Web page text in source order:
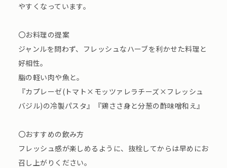
やすくなっています。
〇お料理の提案
ジャンルを問わず、フレッシュなハーブを利かせた料理と
好相性。
脂の軽い肉や魚と。
『カプレーゼ(トマト×モッツァレラチーズ×フレッシュ
バジル)の冷製パスタ』『鶏ささ身と分葱の酢味噌和え』
〇おすすめの飲み方
フレッシュ感が楽しめるように、抜栓してからは早めにお
召し上がりください。